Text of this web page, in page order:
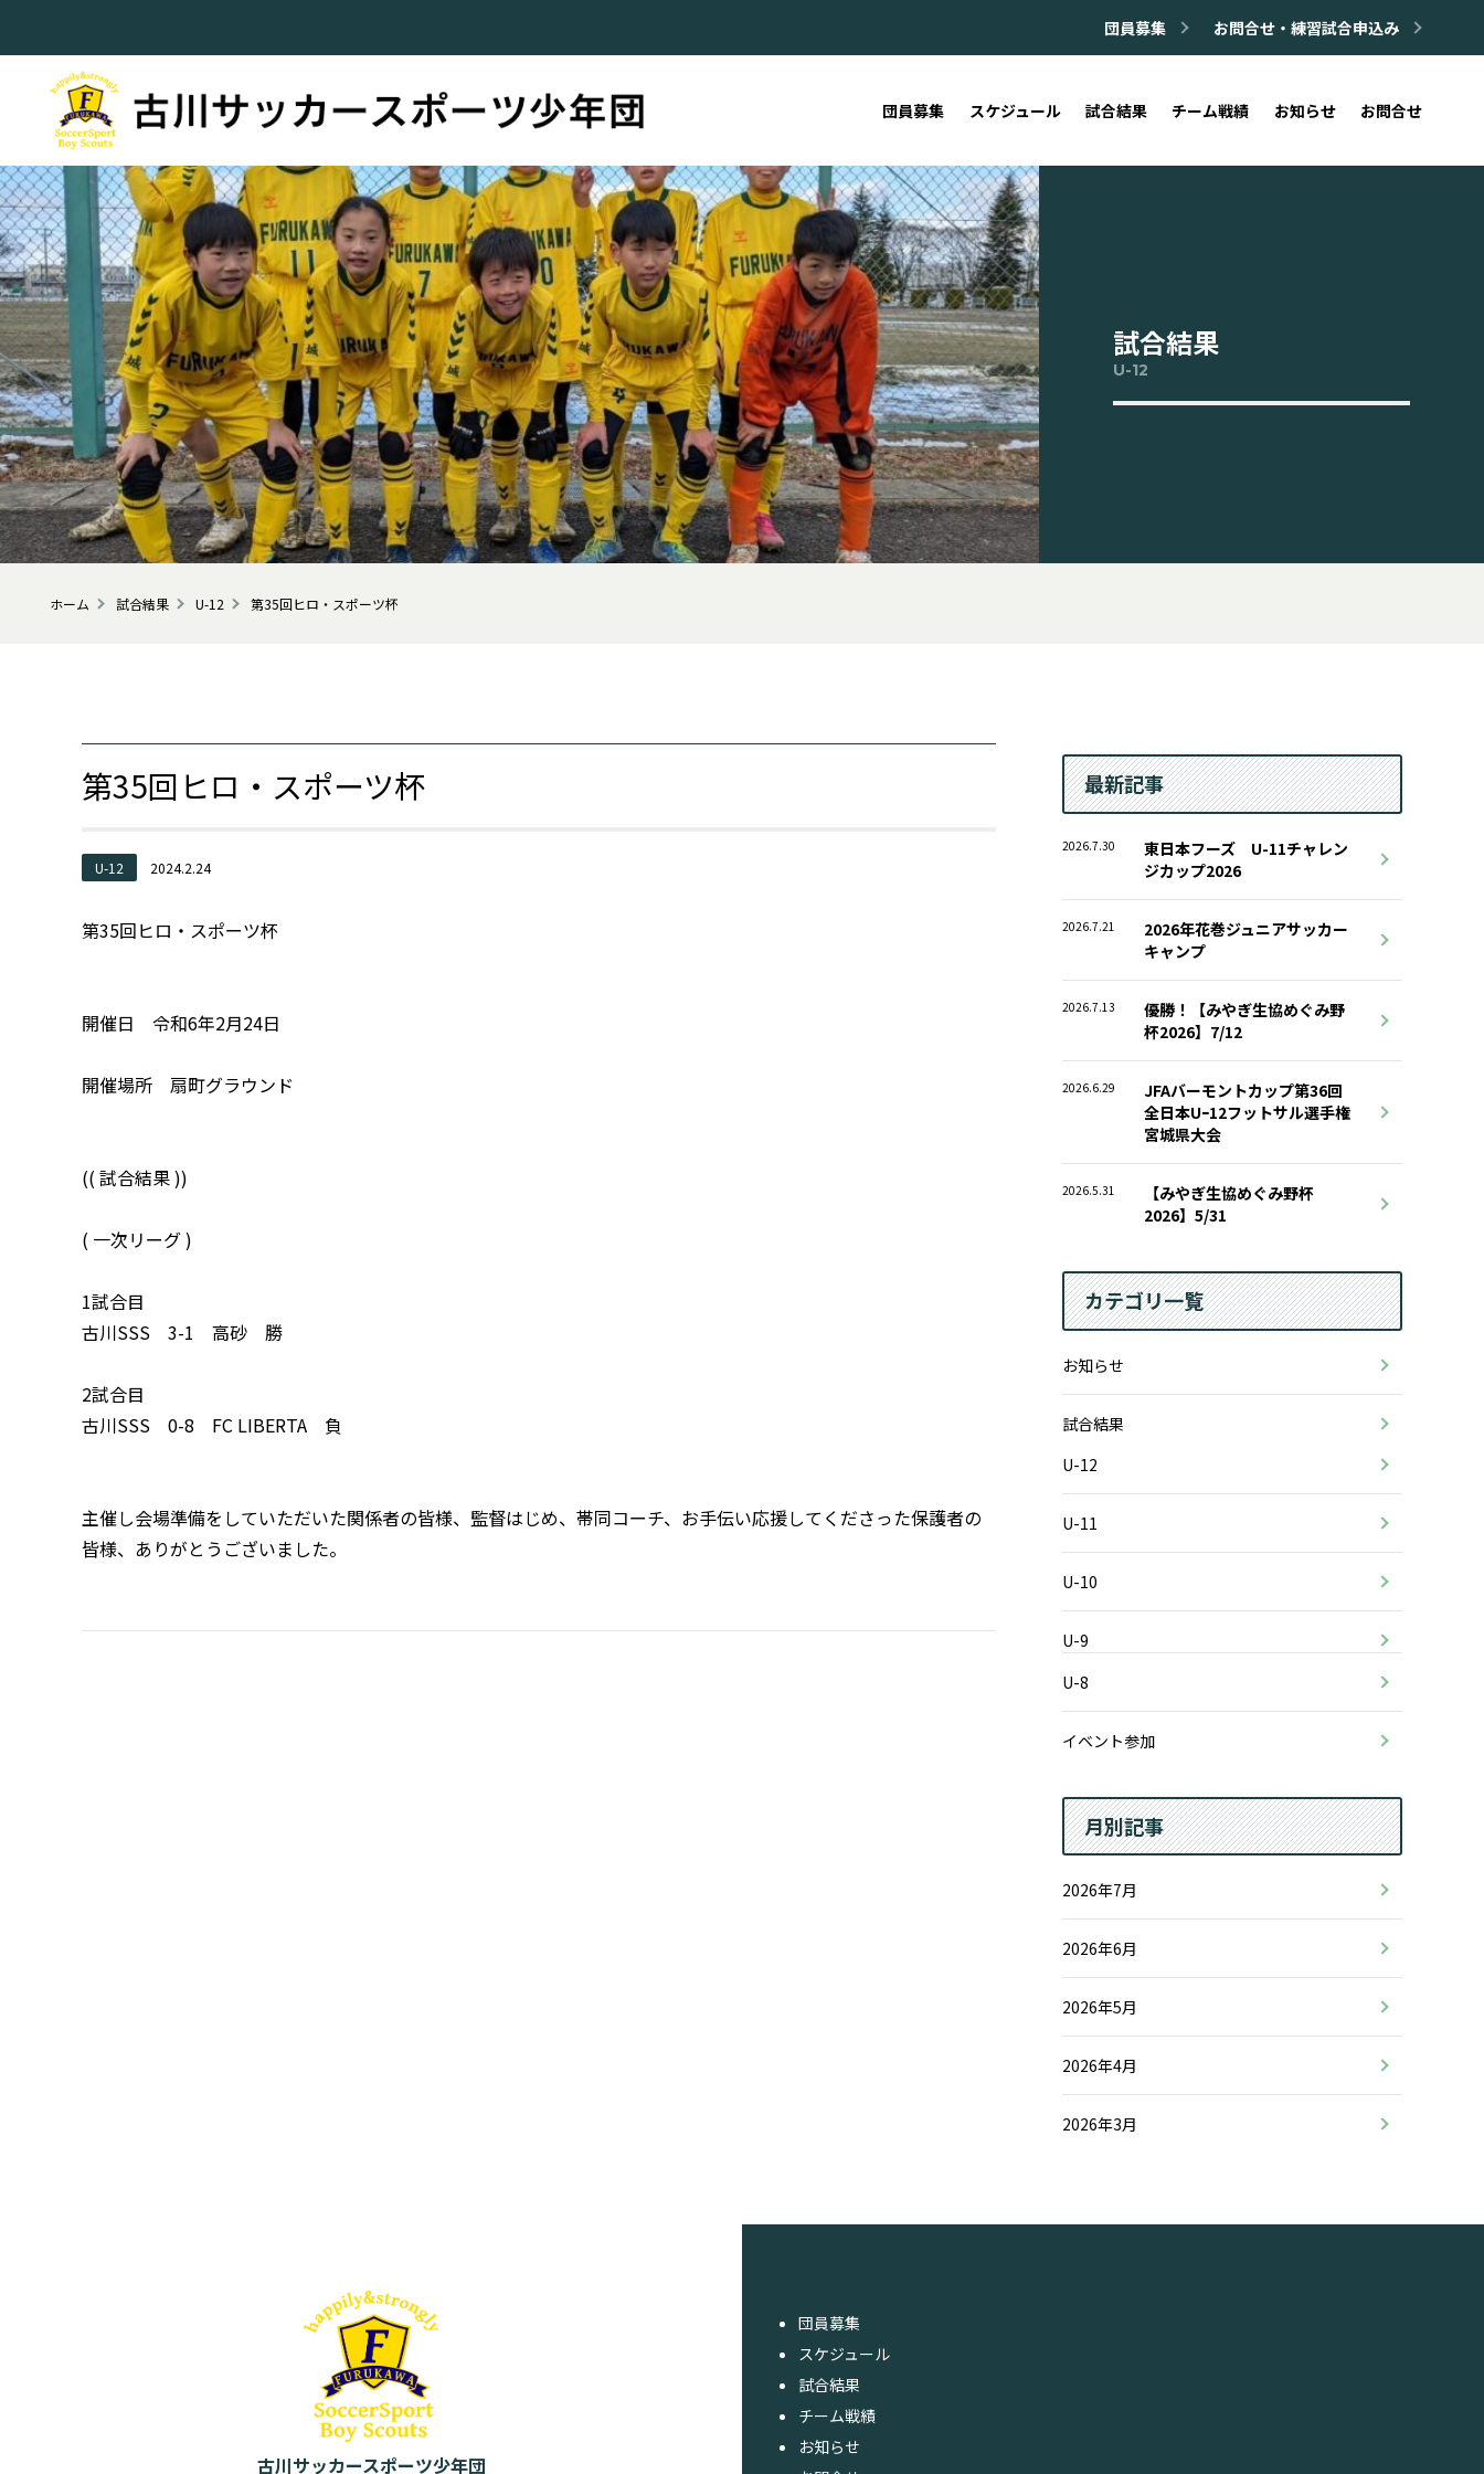
団員募集 お問合せ・練習試合申込み
団員募集 スケジュール 試合結果 チーム戦績 お知らせ お問合せ
試合結果
U-12
ホーム 試合結果 U-12 第35回ヒロ・スポーツ杯
第35回ヒロ・スポーツ杯
U-12 2024.2.24
第35回ヒロ・スポーツ杯
開催日 令和6年2月24日
開催場所 扇町グラウンド
(( 試合結果 ))
( 一次リーグ )
1試合目
古川SSS 3-1 高砂 勝
2試合目
古川SSS 0-8 FC LIBERTA 負
主催し会場準備をしていただいた関係者の皆様、監督はじめ、帯同コーチ、お手伝い応援してくださった保護者の
皆様、ありがとうございました。
最新記事
2026.7.30
東日本フーズ U-11チャレン
ジカップ2026
2026.7.21
2026年花巻ジュニアサッカー
キャンプ
2026.7.13
優勝！【みやぎ生協めぐみ野
杯2026】7/12
2026.6.29
JFAバーモントカップ第36回
全日本Uｰ12フットサル選手権
宮城県大会
2026.5.31
【みやぎ生協めぐみ野杯
2026】5/31
カテゴリ一覧
お知らせ
試合結果
U-12
U-11
U-10
U-9
U-8
イベント参加
月別記事
2026年7月
2026年6月
2026年5月
2026年4月
2026年3月
団員募集
スケジュール
試合結果
チーム戦績
お知らせ
古川サッカースポーツ少年団